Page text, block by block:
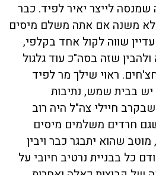
לייצר יאיר לפיד. כבר
לא משנה אם אתה משלם מיסים
שווה לקול אחד בקלפי,
שזה בסה"כ עוד גלגול
ראוי שילך מר לפיד
יש בבית שמש, נתיבות
חיילי צה"ל היה רוב
חרדים משלמים מיסים
שהוא יתבגר כבר ויבין
כל בבניית נרטיב חיובי על